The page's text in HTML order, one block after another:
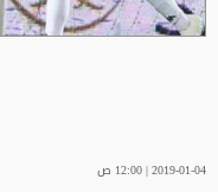
2019-01-04 | 12:00 ص